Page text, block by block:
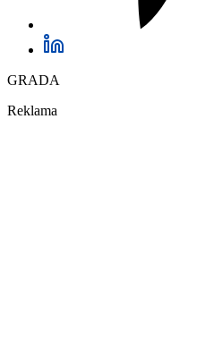
GRADA
Reklama